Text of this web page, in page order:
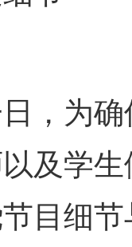
，为
及学
目细